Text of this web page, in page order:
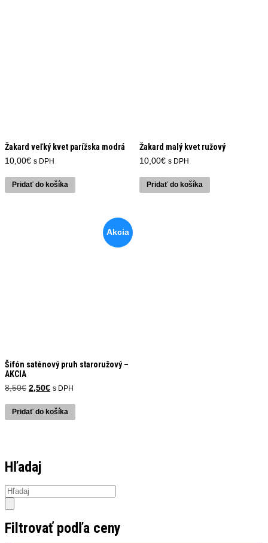
Žakard veľký kvet parížska modrá
10,00€ s DPH
Pridať do košíka
Žakard malý kvet ružový
10,00€ s DPH
Pridať do košíka
Akcia
Šifón saténový pruh staroružový –
AKCIA
8,50€ Pôvodná
bola:
8,50€.
2,50€Aktuálna
je:
2,50€.
s DPH
Pridať do košíka
Hľadaj
Products
search
Filtrovať podľa ceny